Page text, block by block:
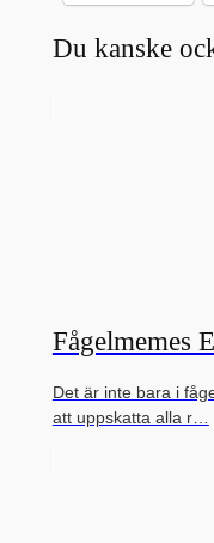
Du kanske
Fågelmemes
Det är inte bara i
att uppskatta alla r…